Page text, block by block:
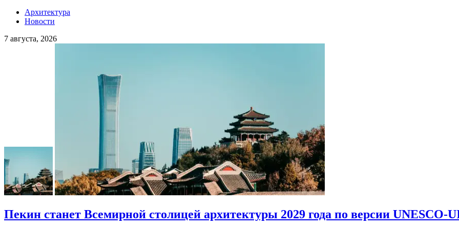
Архитектура
Новости
7 августа, 2026
Пекин станет Всемирной столицей архитектуры 2029 года по версии UNESCO-